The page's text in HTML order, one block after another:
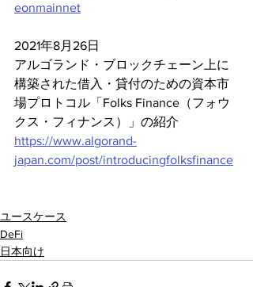
eonmainnet
2021年8月26日
アルゴランド・ブロックチェーン上に
構築された借入・貸付のための資本市
場プロトコル「Folks Finance（フォウ
クス・フィナンス）」の紹介
https://www.algorand-
japan.com/post/introducingfolksfinance
ユースケース
DeFi
日本向け